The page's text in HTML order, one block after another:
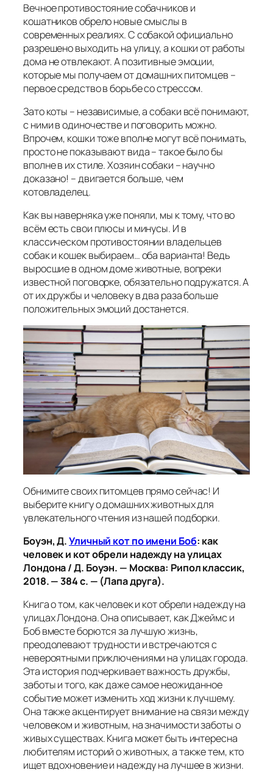
Вечное противостояние собачников и
кошатников обрело новые смыслы в
современных реалиях. С собакой официально
разрешено выходить на улицу, а кошки от работы
дома не отвлекают. А позитивные эмоции,
которые мы получаем от домашних питомцев –
первое средство в борьбе со стрессом.
Зато коты – независимые, а собаки всё понимают,
с ними в одиночестве и поговорить можно.
Впрочем, кошки тоже вполне могут всё понимать,
просто не показывают вида – такое было бы
вполне в их стиле. Хозяин собаки – научно
доказано! – двигается больше, чем
котовладелец.
Как вы наверняка уже поняли, мы к тому, что во
всём есть свои плюсы и минусы. И в
классическом противостоянии владельцев
собак и кошек выбираем… оба варианта! Ведь
выросшие в одном доме животные, вопреки
известной поговорке, обязательно подружатся. А
от их дружбы и человеку в два раза больше
положительных эмоций достанется.
Обнимите своих питомцев прямо сейчас! И
выберите книгу о домашних животных для
увлекательного чтения из нашей подборки.
Боуэн, Д.Уличный кот по имени Боб: как
человек и кот обрели надежду на улицах
Лондона / Д. Боуэн. — Москва: Рипол классик,
2018. — 384 с. — (Лапа друга).
Книга о том, как человек и кот обрели надежду на
улицах Лондона. Она описывает, как Джеймс и
Боб вместе борются за лучшую жизнь,
преодолевают трудности и встречаются с
невероятными приключениями на улицах города.
Эта история подчеркивает важность дружбы,
заботы и того, как даже самое неожиданное
событие может изменить ход жизни к лучшему.
Она также акцентирует внимание на связи между
человеком и животным, на значимости заботы о
живых существах. Книга может быть интересна
любителям историй о животных, а также тем, кто
ищет вдохновение и надежду на лучшее в жизни.